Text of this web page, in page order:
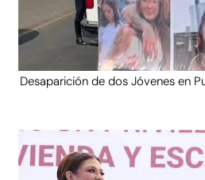
Desaparición de dos Jóvenes en